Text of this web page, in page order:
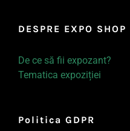
DESPRE EXPO SHOP
De ce să fii expozant?
Tematica expoziției
Politica GDPR